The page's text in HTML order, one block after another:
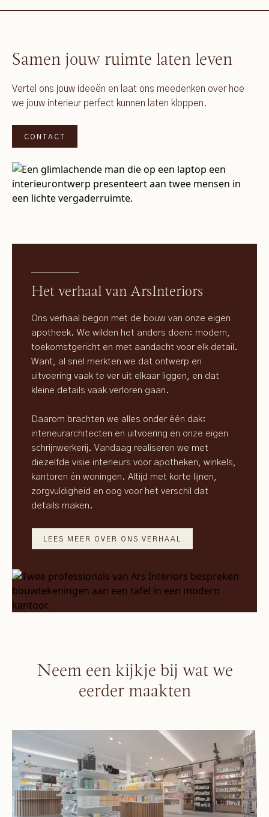
Samen jouw ruimte laten leven
Vertel ons jouw ideeën en laat ons meedenken over hoe
we jouw interieur perfect kunnen laten kloppen.
CONTACT
Het verhaal van ArsInteriors
Ons verhaal begon met de bouw van onze eigen
apotheek. We wilden het anders doen: modern,
toekomstgericht en met aandacht voor elk detail.
Want, al snel merkten we dat ontwerp en
uitvoering vaak te ver uit elkaar liggen, en dat
kleine details vaak verloren gaan.
Daarom brachten we alles onder één dak:
interieurarchitecten en uitvoering en onze eigen
schrijnwerkerij. Vandaag realiseren we met
diezelfde visie interieurs voor apotheken, winkels,
kantoren én woningen. Altijd met korte lijnen,
zorgvuldigheid en oog voor het verschil dat
details maken.
LEES MEER OVER ONS VERHAAL
Neem een kijkje bij wat we
eerder maakten